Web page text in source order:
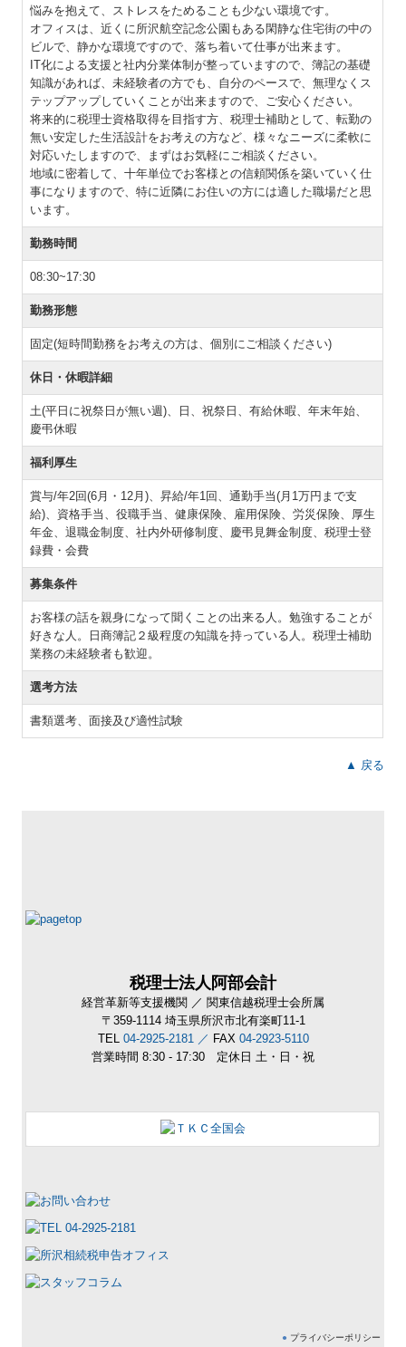
悩みを抱えて、ストレスをためることも少ない環境です。
オフィスは、近くに所沢航空記念公園もある閑静な住宅街の中の
ビルで、静かな環境ですので、落ち着いて仕事が出来ます。
IT化による支援と社内分業体制が整っていますので、簿記の基礎
知識があれば、未経験者の方でも、自分のペースで、無理なくス
テップアップしていくことが出来ますので、ご安心ください。
将来的に税理士資格取得を目指す方、税理士補助として、転勤の
無い安定した生活設計をお考えの方など、様々なニーズに柔軟に
対応いたしますので、まずはお気軽にご相談ください。
地域に密着して、十年単位でお客様との信頼関係を築いていく仕
事になりますので、特に近隣にお住いの方には適した職場だと思
います。
勤務時間
08:30~17:30
勤務形態
固定(短時間勤務をお考えの方は、個別にご相談ください)
休日・休暇詳細
土(平日に祝祭日が無い週)、日、祝祭日、有給休暇、年末年始、
慶弔休暇
福利厚生
賞与/年2回(6月・12月)、昇給/年1回、通勤手当(月1万円まで支
給)、資格手当、役職手当、健康保険、雇用保険、労災保険、厚生
年金、退職金制度、社内外研修制度、慶弔見舞金制度、税理士登
録費・会費
募集条件
お客様の話を親身になって聞くことの出来る人。勉強することが
好きな人。日商簿記２級程度の知識を持っている人。税理士補助
業務の未経験者も歓迎。
選考方法
書類選考、面接及び適性試験
▲ 戻る
税理士法人阿部会計
経営革新等支援機関 ／ 関東信越税理士会所属
〒359-1114 埼玉県所沢市北有楽町11-1
TEL 04-2925-2181 ／ FAX 04-2923-5110
営業時間 8:30 - 17:30 定休日 土・日・祝
● プライバシーポリシー